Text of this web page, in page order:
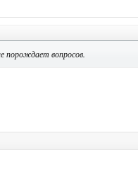
порождает вопросов.